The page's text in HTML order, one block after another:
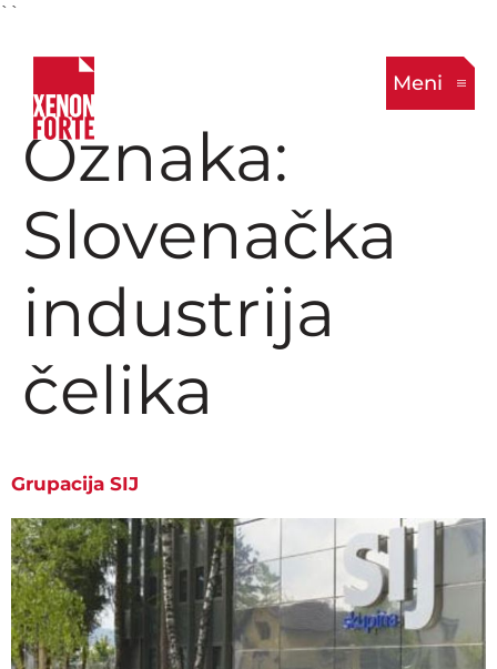
``
Meni
Oznaka:
Slovenačka
industrija
čelika
Grupacija SIJ